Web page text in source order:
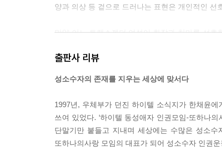
양과 의상 등 겉으로 드러나는 표현은 개인적인 선
만약 어느 트랜스젠더 여성이 화장과 치마를 선
게 하도 여자답지 않다는 말을 듣다 보니 여자로
---「성별교란이든, 성별비순응이든」중에서
퀴어문화축제의 정신이 무엇일까. 퀴어퍼레이드
자가 많아지고 규모가 커지는 것만이 퀴어퍼레이
하고 광장에 모이고, 거리를 누비고, 서로의 존재
록 선명한 방식의투쟁을 사랑한다. 우리는 차별
출판사 리뷰
성소수자의 존재를 지우는 세상에 맞서다
1997년, 우체부가 던진 하이텔 소식지가 한채윤
쓰여 있었다. ‘하이텔 동성애자 인권모임-또하나
단말기만 붙들고 지내며 세상에는 수많은 성소
또하나의사랑 모임의 대표가 되어 성소수자 인권